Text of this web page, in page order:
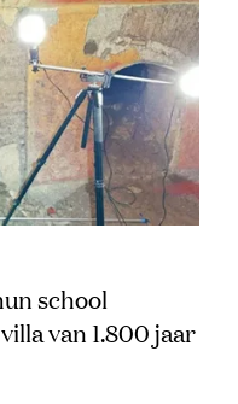
school
van 1.800 jaar